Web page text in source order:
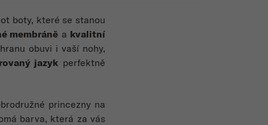
boty, které se stanou
membráně a kvalitní
obuvi i vaší nohy,
jazyk perfektně
princezny na
barva, která za vás